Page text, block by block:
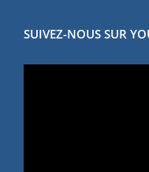
SUIVEZ-NOUS SUR